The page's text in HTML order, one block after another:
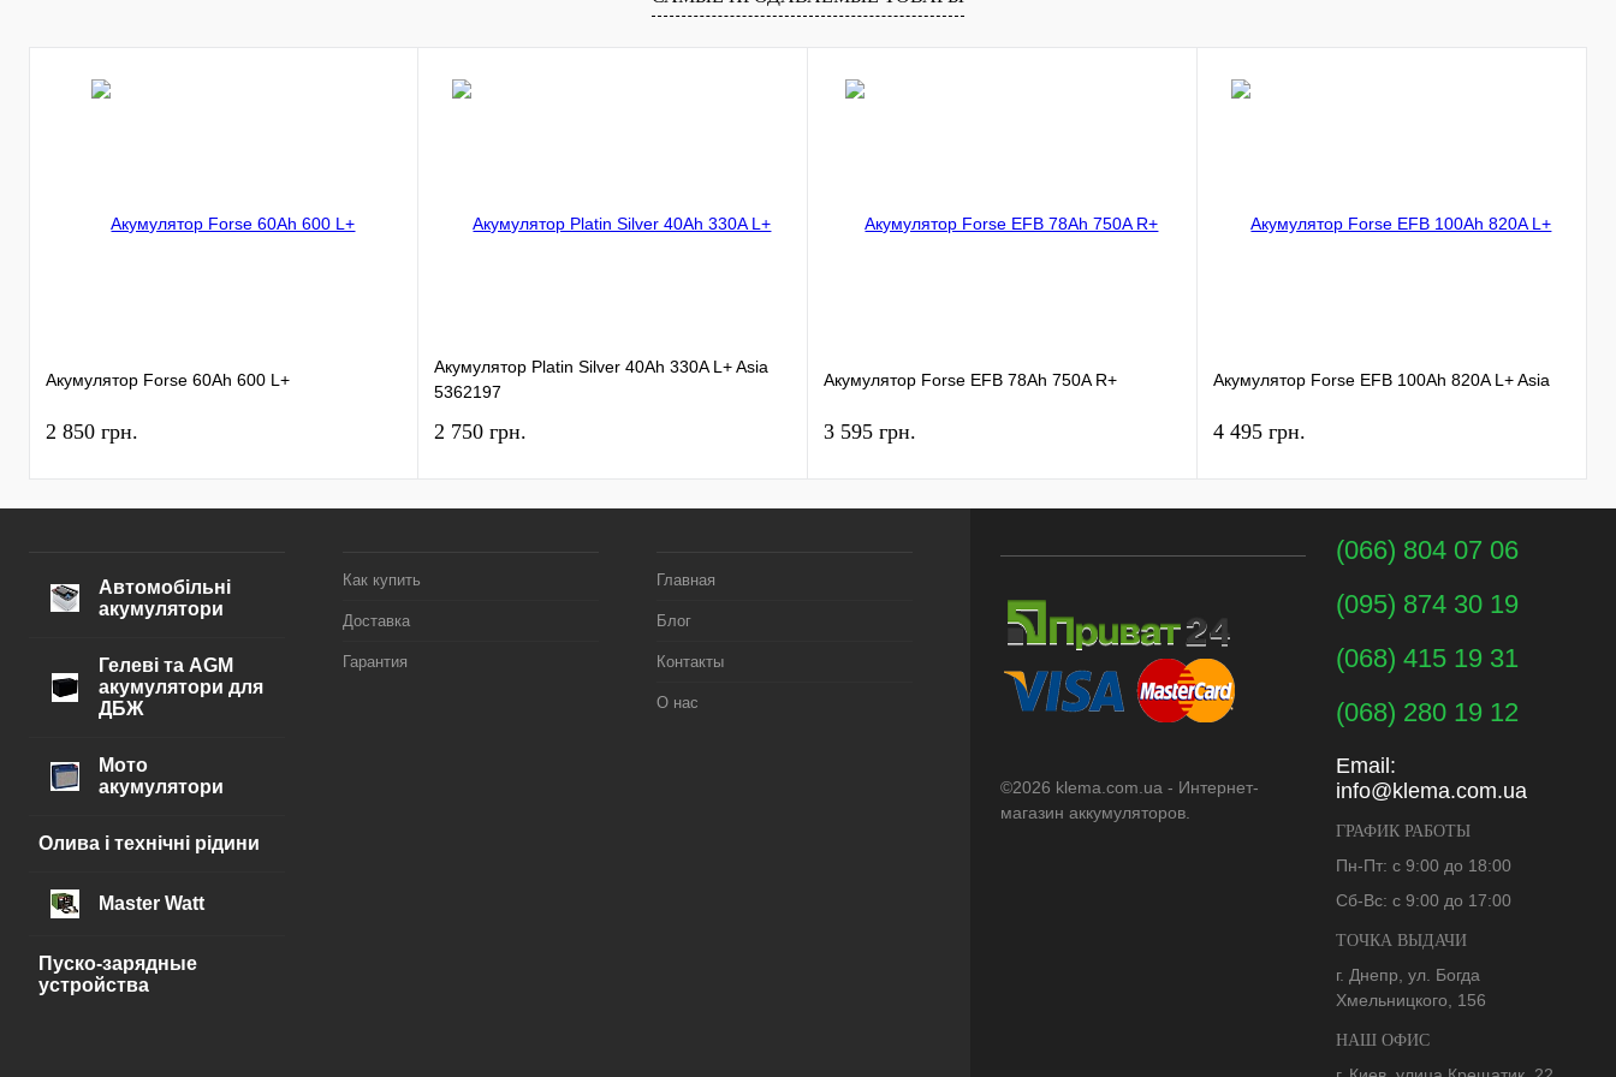
Акумулятор Forse 60Ah 600 L+
2 850 грн.
Акумулятор Platin Silver 40Ah 330A L+ Asia
5362197
2 750 грн.
Акумулятор Forse EFB 78Ah 750A R+
3 595 грн.
Акумулятор Forse EFB 100Ah 820A L+ Asia
4 495 грн.
Автомобільні
акумулятори
Гелеві та AGM
акумулятори для
ДБЖ
Мото
акумулятори
Олива і технічні рідини
Master Watt
Пуско-зарядные
устройства
Как купить
Доставка
Гарантия
Главная
Блог
Контакты
О нас
©2026 klema.com.ua - Интернет-
магазин аккумуляторов.
(066) 804 07 06
(095) 874 30 19
(068) 415 19 31
(068) 280 19 12
Email:
info@klema.com.ua
ГРАФИК РАБОТЫ
Пн-Пт: с 9:00 до 18:00
Сб-Вс: с 9:00 до 17:00
ТОЧКА ВЫДАЧИ
г. Днепр, ул. Богда
Хмельницкого, 156
НАШ ОФИС